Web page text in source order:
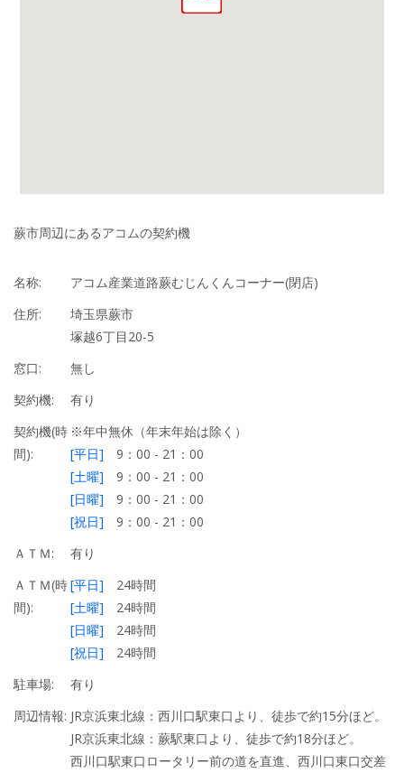
蕨市周辺にあるアコムの契約機
名称:
アコム産業道路蕨むじんくんコーナー(閉店)
住所:
埼玉県蕨市
塚越6丁目20-5
窓口:
無し
契約機:
有り
契約機(時
間):
※年中無休（年末年始は除く）
[平日] 9：00 - 21：00
[土曜] 9：00 - 21：00
[日曜] 9：00 - 21：00
[祝日] 9：00 - 21：00
ＡＴＭ:
有り
ＡＴＭ(時
間):
[平日] 24時間
[土曜] 24時間
[日曜] 24時間
[祝日] 24時間
駐車場:
有り
周辺情報: JR京浜東北線：西川口駅東口より、徒歩で約15分ほど。
JR京浜東北線：蕨駅東口より、徒歩で約18分ほど。
西川口駅東口ロータリー前の道を直進、西川口東口交差